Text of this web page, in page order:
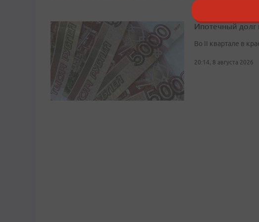
Ипотечный
Во II квартале в
20:14, 8 августа 2026